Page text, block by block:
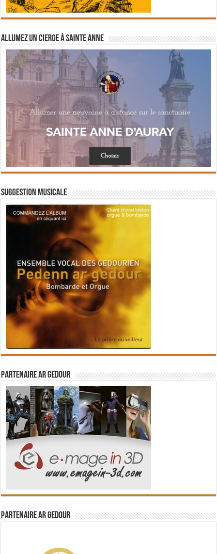
Allumez un cierge à Sainte Anne
Suggestion musicale
Partenaire Ar Gedour
Partenaire Ar Gedour